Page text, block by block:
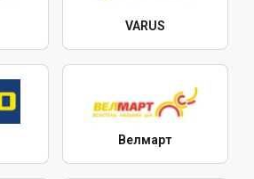
VARUS
Велмарт